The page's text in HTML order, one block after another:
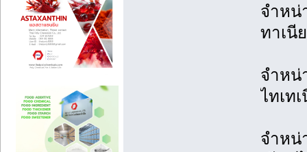
จำหน่
ทาเนี
จำหน่
ไทเท
จำหน่